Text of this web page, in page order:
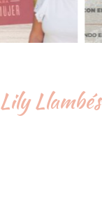
Lily Llambés